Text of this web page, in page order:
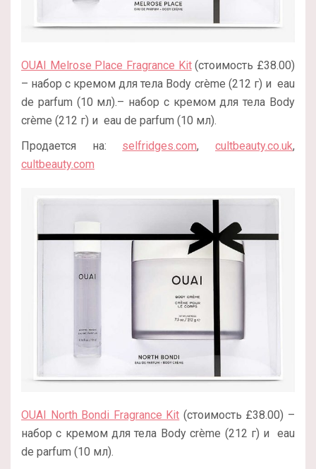
OUAI Melrose Place Fragrance Kit(стоимость £38.00)
– набор с кремом для тела Body crème (212 г) и eau
de parfum (10 мл).– набор с кремом для тела Body
crème (212 г) и eau de parfum (10 мл).
Продается на: selfridges.com,cultbeauty.co.uk,
cultbeauty.com
OUAI North Bondi Fragrance Kit (стоимость £38.00) –
набор с кремом для тела Body crème (212 г) и eau
de parfum (10 мл).